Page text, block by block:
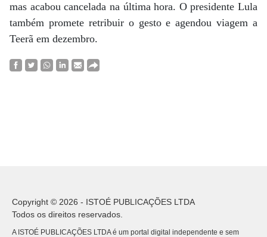
mas acabou cancelada na última hora. O presidente Lula
também promete retribuir o gesto e agendou viagem a
Teerã em dezembro.
Copyright © 2026 - ISTOÉ PUBLICAÇÕES LTDA
Todos os direitos reservados.
A ISTOÉ PUBLICAÇÕES LTDA é um portal digital independente e sem